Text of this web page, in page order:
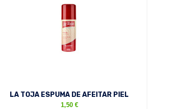
LA TOJA ESPUMA DE AFEITAR PIEL
SENSIBLE 100 ML
1,50 €